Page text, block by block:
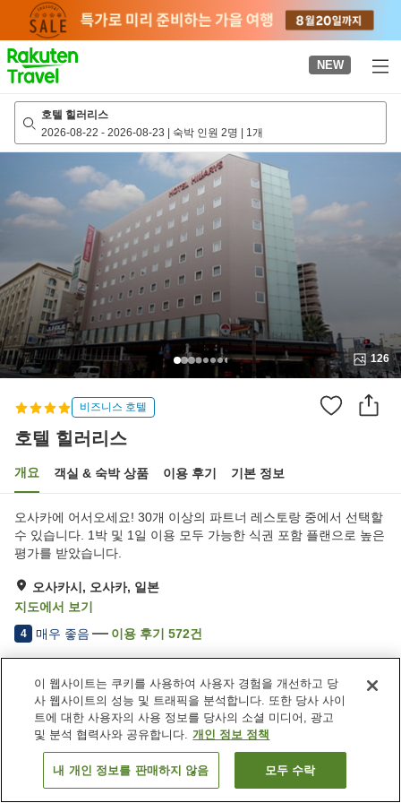
page
NEW
호텔 힐러리스
2026-08-22 - 2026-08-23 | 숙박 인원 2명 | 1개
126
비즈니스 호텔
호텔 힐러리스
개요 객실 & 숙박 상품 이용 후기 기본 정보
오사카에 어서오세요! 30개 이상의 파트너 레스토랑 중에서 선택할
수 있습니다. 1박 및 1일 이용 모두 가능한 식권 포함 플랜으로 높은
평가를 받았습니다.
오사카시, 오사카, 일본
지도에서 보기
4 매우 좋음 이용 후기 572건
숙소 편의 시설/서비스
주차장
스파 / 미용실
레스토랑
카페
일본 오사카 오사카시 호텔 힐러리스
객실 보기
이 웹사이트는 쿠키를 사용하여 사용자 경험을 개선하고 당
사 웹사이트의 성능 및 트래픽을 분석합니다. 또한 당사 사이
트에 대한 사용자의 사용 정보를 당사의 소셜 미디어, 광고
및 분석 협력사와 공유합니다. 개인 정보 정책
내 개인 정보를 판매하지 않음 모두 수락